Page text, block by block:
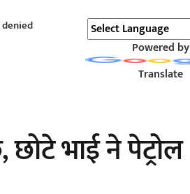
Powered by
Translate
भाई ने पेट्रोल